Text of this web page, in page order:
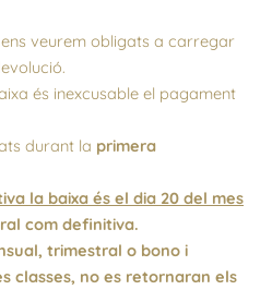
veurem obligats a carregar
és inexcusable el pagament
durant la primera
la baixa és el dia 20 del mes
com definitiva.
trimestral o bono i
classes, no es retornaran els